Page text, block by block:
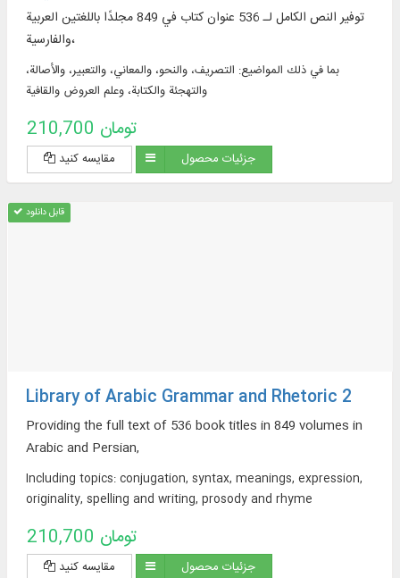
توفير النص الكامل لـ 536 عنوان كتاب في 849 مجلدًا باللغتين العربية
والفارسية،
بما في ذلك المواضيع: التصريف، والنحو، والمعاني، والتعبير، والأصالة،
والتهجئة والكتابة، وعلم العروض والقافية
210,700 تومان
مقایسه کنید جزئیات محصول
قابل دانلود
Library of Arabic Grammar and Rhetoric 2
Providing the full text of 536 book titles in 849 volumes in
Arabic and Persian,
Including topics: conjugation, syntax, meanings, expression,
originality, spelling and writing, prosody and rhyme
210,700 تومان
مقایسه کنید جزئیات محصول